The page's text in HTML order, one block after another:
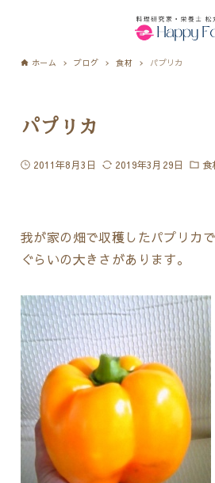
ホーム ブログ 食材 パプリカ
パプリカ
2011年8月3日 2019年3月29日 食
我が家の畑で収穫したパプリカ
ぐらいの大きさがあります。